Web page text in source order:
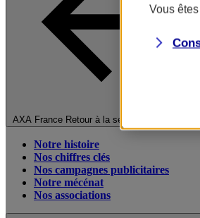
AXA France Retour à la section précédente
Notre histoire
Nos chiffres clés
Nos campagnes publicitaires
Notre mécénat
Nos associations
Vous